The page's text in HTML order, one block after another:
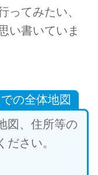
ってみたい、
い書いていま
の全体地図
図、住所等の
ださい。